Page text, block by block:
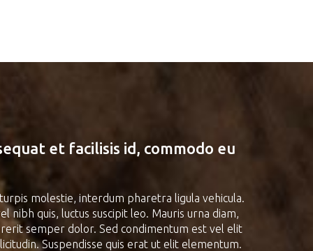
et facilisis id, commodo eu
molestie, interdum pharetra ligula vehicula.
nibh quis, luctus suscipit leo. Mauris urna diam,
semper dolor. Sed condimentum est vel elit
Suspendisse quis erat ut elit elementum.